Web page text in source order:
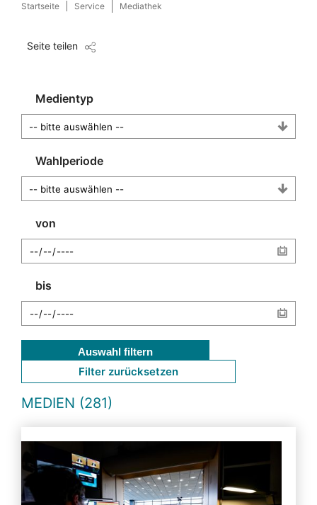
Startseite Service Mediathek
Seite teilen
Medientyp
Wahlperiode
von
bis
Auswahl filtern
Filter zurücksetzen
MEDIEN (281)